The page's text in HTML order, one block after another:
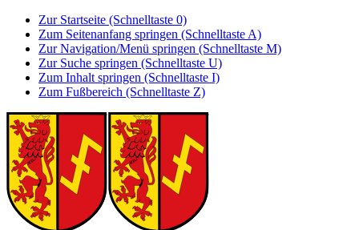
Zur Startseite (Schnelltaste 0)
Zum Seitenanfang springen (Schnelltaste A)
Zur Navigation/Menü springen (Schnelltaste M)
Zur Suche springen (Schnelltaste U)
Zum Inhalt springen (Schnelltaste I)
Zum Fußbereich (Schnelltaste Z)